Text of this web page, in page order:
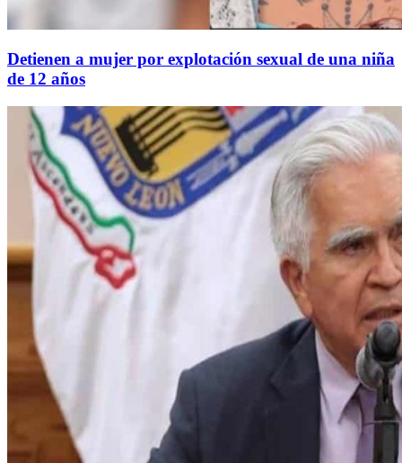
Detienen a mujer por explotación sexual de una niña
de 12 años